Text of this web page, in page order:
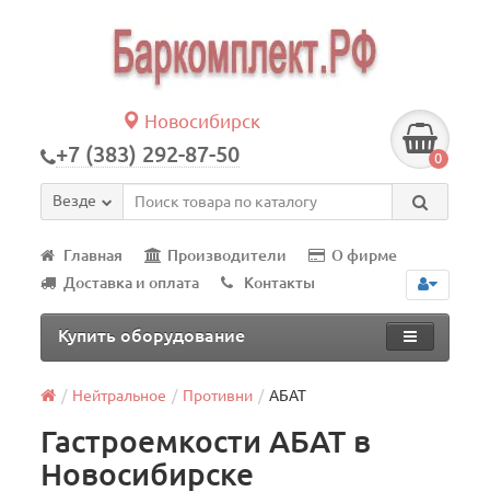
Новосибирск
+7 (383) 292-87-50 0
Везде
Главная Производители
О фирме
Доставка и оплата
Контакты
Купить оборудование
Нейтральное Противни АБАТ
Гастроемкости АБАТ в
Новосибирске